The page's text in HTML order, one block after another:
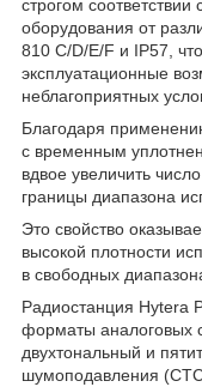
строгом
оборудования от
810 C/D/E/F и IP57,
эксплуатационные
неблагоприятных
Благодаря
с временным
вдвое увеличить
границы диапазона
Это свойство
высокой плотности
в свободных
Радиостанция Hytera
форматы аналоговых
двухтональный и
шумоподавления